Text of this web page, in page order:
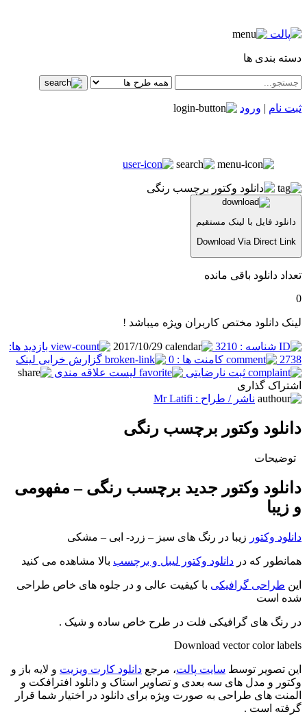
دسته بندی ها
ثبت نام | ورود
دانلود فایل با لینک مستقیم
Download Via Direct Link
تعداد دانلود باقی مانده
0
لینک دانلود مختص کاربران ویژه میباشد !
شناسه : 3210
بازدید ها:
2738
کامنت ها : 0
گزارش خرابی لینک
ثبت نارضایتی
لیست علاقه مندی
اشتراک گذاری
ناشر / طراح : Mr Latifi
دانلود وکتور برچسب رنگی
توضیحات
دانلود وکتور جدید برچسب رنگی – مفهومی
و زیبا
دانلود وکتور زیبا در رنگ های سبز – زرد- ابی – مشکی
همانطور که در دانلود وکتور لیبل و برچسب بالا مشاهده می کنید
این طراحی گرافیکی با کیفیت عالی و در جلوه های خاص طراحی
شده است
در رنگ های گرافیکی فلت در طرح خاص ساده و شیک .
Download vector color labels
این تصویر توسط سایت پالت، مرجع دانلود کارت ویزیت و لایه باز و
وکتور و مدل های سه بعدی و تصاویر استاک و دانلود افترافکت و
المنت های طراحی به صورت ویژه برای دانلود در اختیار شما قرار
گرفته است .